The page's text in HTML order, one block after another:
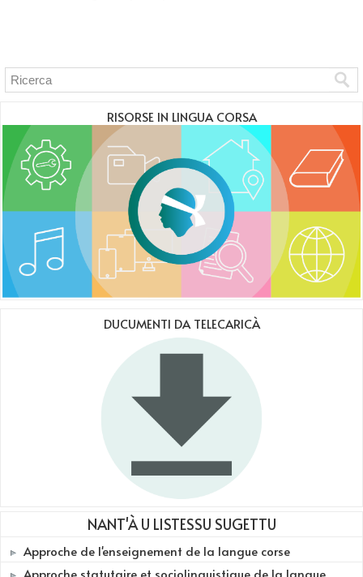
RISORSE IN LINGUA CORSA
DUCUMENTI DA TELECARICÀ
NANT'À U LISTESSU SUGETTU
Approche de l'enseignement de la langue corse
Approche statutaire et sociolinguistique de la langue